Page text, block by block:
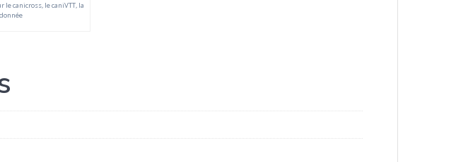
canicross, le caniVTT, la